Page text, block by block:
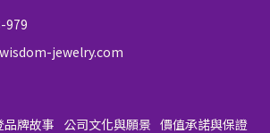
979
jewelry.com
品牌故事 公司文化與願景 價值承諾與保證